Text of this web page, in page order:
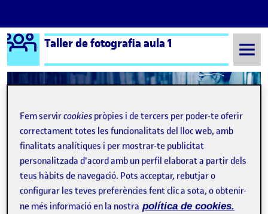
Saltar al contingut
Logo Ágora
Taller de fotografia aula 1
Semestre 20211 - Aula 1 Pre-proposta
Navegació d'entrades
Anterior : Projecte fotogràfic
Publicat perPre-proposta
Publicat per
Maria Alvarado Campos
Visibilitat:
Públic-Data de publicació
29 Nov. 2021 -1 comentaria Pre-proposta
Fem servircookies pròpies i de tercers per poder-te oferir
correctament totes les funcionalitats del lloc web, amb
finalitats analítiques i per mostrar-te publicitat
personalitzada d'acord amb un perfil elaborat a partir dels
teus hàbits de navegació. Pots acceptar, rebutjar o
configurar les teves preferències fent clic a sota, o obtenir-
ne més informació en la nostra política de cookies.